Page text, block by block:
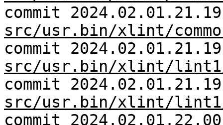
commit
src/usr.bin/xlint/
commit
src/usr.bin/xlint/
commit
src/usr.bin/xlint/
commit